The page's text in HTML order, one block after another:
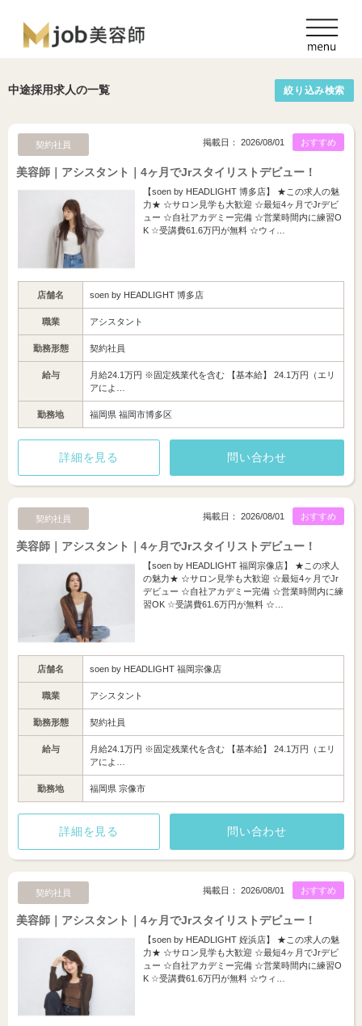
中途採用求人の一覧 絞り込み検索
契約社員 おすすめ
掲載日： 2026/08/01
美容師｜アシスタント｜4ヶ月でJrスタイリストデビュー！
【soen by HEADLIGHT 博多店】 ★この求人の魅
力★ ☆サロン見学も大歓迎 ☆最短4ヶ月でJrデビ
ュー ☆自社アカデミー完備 ☆営業時間内に練習O
K ☆受講費61.6万円が無料 ☆ウィ…
店舗名 soen by HEADLIGHT 博多店
職業 アシスタント
勤務形態 契約社員
給与
月給24.1万円 ※固定残業代を含む 【基本給】 24.1万円（エリ
アによ…
勤務地 福岡県 福岡市博多区
詳細を見る 問い合わせ
契約社員 おすすめ
掲載日： 2026/08/01
美容師｜アシスタント｜4ヶ月でJrスタイリストデビュー！
【soen by HEADLIGHT 福岡宗像店】 ★この求人
の魅力★ ☆サロン見学も大歓迎 ☆最短4ヶ月でJr
デビュー ☆自社アカデミー完備 ☆営業時間内に練
習OK ☆受講費61.6万円が無料 ☆…
店舗名 soen by HEADLIGHT 福岡宗像店
職業 アシスタント
勤務形態 契約社員
給与
月給24.1万円 ※固定残業代を含む 【基本給】 24.1万円（エリ
アによ…
勤務地 福岡県 宗像市
詳細を見る 問い合わせ
契約社員 おすすめ
掲載日： 2026/08/01
美容師｜アシスタント｜4ヶ月でJrスタイリストデビュー！
【soen by HEADLIGHT 姪浜店】 ★この求人の魅
力★ ☆サロン見学も大歓迎 ☆最短4ヶ月でJrデビ
ュー ☆自社アカデミー完備 ☆営業時間内に練習O
K ☆受講費61.6万円が無料 ☆ウィ…